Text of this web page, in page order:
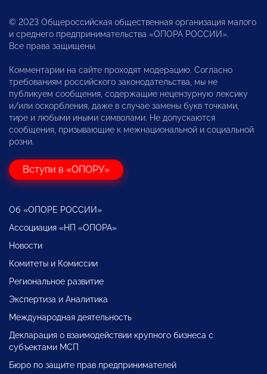
© 2023 Общероссийская общественная организация малого
и среднего предпринимательства «ОПОРА РОССИИ».
Все права защищены.
Комментарии на сайте проходят модерацию. Согласно
требованиям российского законодательства, мы не
публикуем сообщения, содержащие нецензурную лексику
и/или оскорбления, даже в случае замены букв точками,
тире и любыми иными символами. Не допускаются
сообщения, призывающие к межнациональной и социальной
розни.
Вступи в «ОПОРУ»
Об «ОПОРЕ РОССИИ»
Ассоциация «НП «ОПОРА»
Новости
Комитеты и Комиссии
Региональное развитие
Экспертиза и Аналитика
Международная деятельность
Декларация о взаимодействии крупного бизнеса с
субъектами МСП
Бюро по защите прав предпринимателей